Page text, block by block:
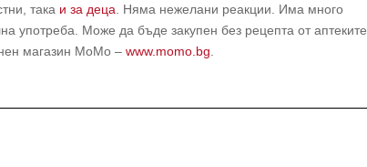
така и за деца . Няма нежелани реакции. Има много
употреба. Може да бъде закупен без рецепта от аптеките
магазин МоМо –www.momo.bg